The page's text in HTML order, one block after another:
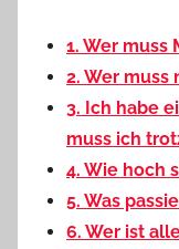
1. Wer muss
2. Wer
3. Ich habe
muss ich
4. Wie hoch
5. Was
6. Wer ist